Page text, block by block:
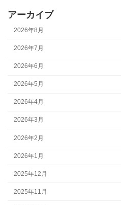
アーカイブ
2026年8月
2026年7月
2026年6月
2026年5月
2026年4月
2026年3月
2026年2月
2026年1月
2025年12月
2025年11月